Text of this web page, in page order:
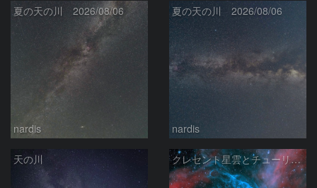
夏の天の川 2026/08/06
nardis
夏の天の川 2026/08/06
nardis
天の川 クレセント星雲とチューリップ星雲の真ん中あたりにある星雲 NGC6883 ???